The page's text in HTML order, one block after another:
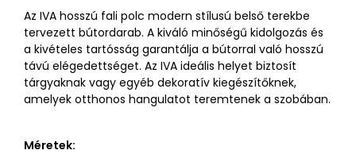
Az IVA hosszú fali polc modern stílusú belső terekbe
tervezett bútordarab. A kiváló minőségű kidolgozás és
a kivételes tartósság garantálja a bútorral való hosszú
távú elégedettséget. Az IVA ideális helyet biztosít
tárgyaknak vagy egyéb dekoratív kiegészítőknek,
amelyek otthonos hangulatot teremtenek a szobában.
Méretek: